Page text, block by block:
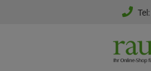
Tel: